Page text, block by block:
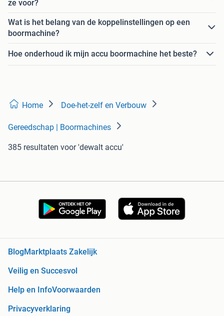
ze voor?
Wat is het belang van de koppelinstellingen op een
boormachine?
Hoe onderhoud ik mijn accu boormachine het beste?
Home Doe-het-zelf en Verbouw
Gereedschap | Boormachines
385 resultaten voor 'dewalt accu'
BlogMarktplaats Zakelijk
Veilig en Succesvol
Help en InfoVoorwaarden
Privacyverklaring